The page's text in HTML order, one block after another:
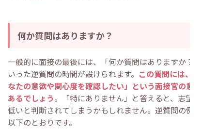
何か質問はありますか？
一般的に面接の最後には、「何か質問はありますか？」と
いった逆質問の時間が設けられます。 この質問には、「あ
なたの意欲や関心度を確認したい」という面接官の意図が
あるでしょう。「特にありません」と答えると、志望度が
低いと判断されてしまうかもしれません。逆質問の例は、
以下のとおりです。